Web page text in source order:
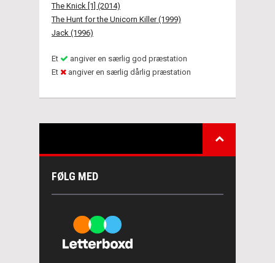
The Knick [1] (2014)
The Hunt for the Unicorn Killer (1999)
Jack (1996)
Et
angiver en særlig god præstation
Et
angiver en særlig dårlig præstation
FØLG MED